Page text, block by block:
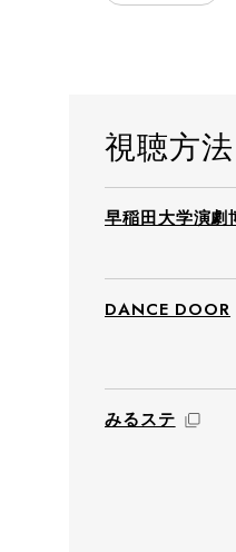
視聴方法
早稲田大学演劇
DANCE DOOR
みるステ